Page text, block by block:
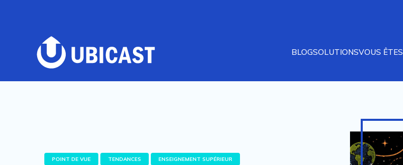
BLOGSOLUTIONSVOUS ÊTES
POINT DE VUE TENDANCES ENSEIGNEMENT SUPÉRIEUR